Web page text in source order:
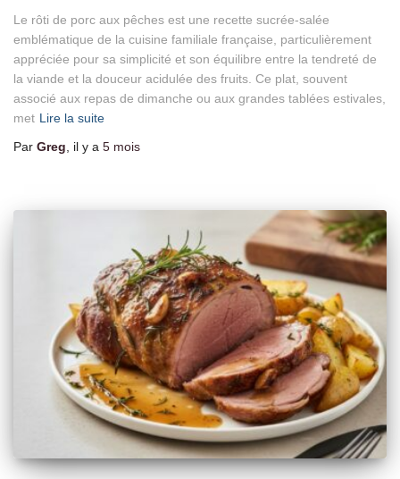
Le rôti de porc aux pêches est une recette sucrée-salée
emblématique de la cuisine familiale française, particulièrement
appréciée pour sa simplicité et son équilibre entre la tendreté de
la viande et la douceur acidulée des fruits. Ce plat, souvent
associé aux repas de dimanche ou aux grandes tablées estivales,
met Lire la suite
Par Greg , il y a 5 mois